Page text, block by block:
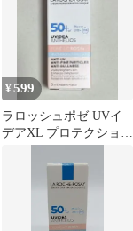
¥599
ラロッシュポゼ UVイ
デアXL プロテクション